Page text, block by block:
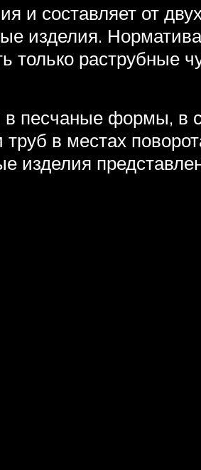
и составляет от
изделия.
только раструбные
песчаные формы, в
в местах
изделия